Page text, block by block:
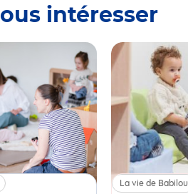
intéresser
La vie de Babilou